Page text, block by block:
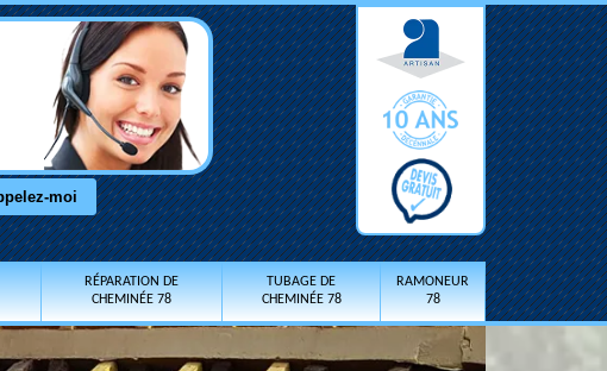
RÉPARATION DE
CHEMINÉE 78
TUBAGE DE
CHEMINÉE 78
RAMONEUR
78